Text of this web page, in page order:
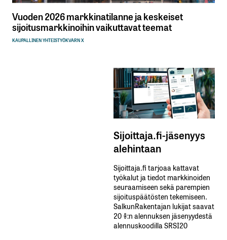
Vuoden 2026 markkinatilanne ja keskeiset
sijoitusmarkkinoihin vaikuttavat teemat
KAUPALLINEN YHTEISTYÖKVARN X
Sijoittaja.fi-jäsenyys
alehintaan
Sijoittaja.fi tarjoaa kattavat
työkalut ja tiedot markkinoiden
seuraamiseen sekä parempien
sijoituspäätösten tekemiseen.
SalkunRakentajan lukijat saavat
20 %:n alennuksen jäsenyydestä
alennuskoodilla SRSI20